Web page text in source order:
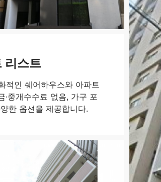
리스트
적인 쉐어하우스와 아파트
·중개수수료 없음, 가구 포
한 옵션을 제공합니다.